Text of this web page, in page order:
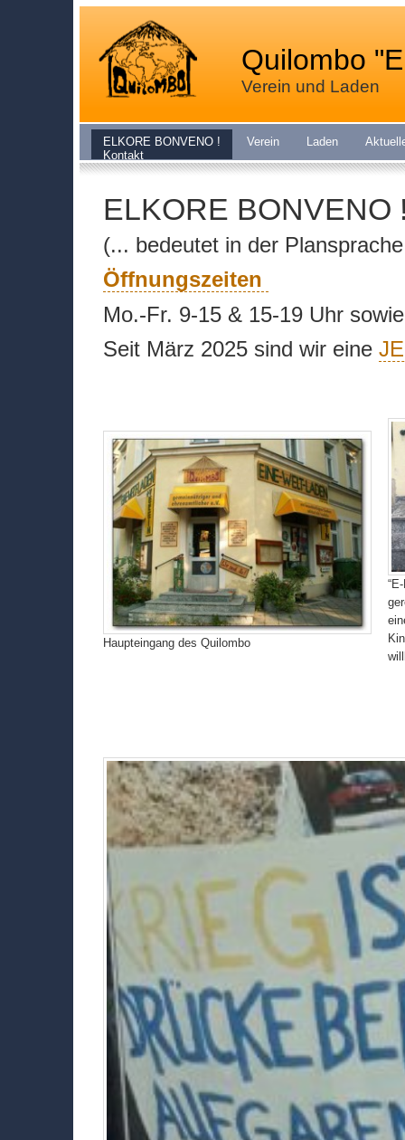
Quilombo
Verein und Laden
ELKORE BONVENO ! Verein Laden
Kontakt
ELKORE BONVENO
(... bedeutet in der
Öffnungszeiten
Mo.-Fr. 9-15 & 15-19 Uhr
Seit März 2025 sind wir eine
Haupteingang des Quilombo